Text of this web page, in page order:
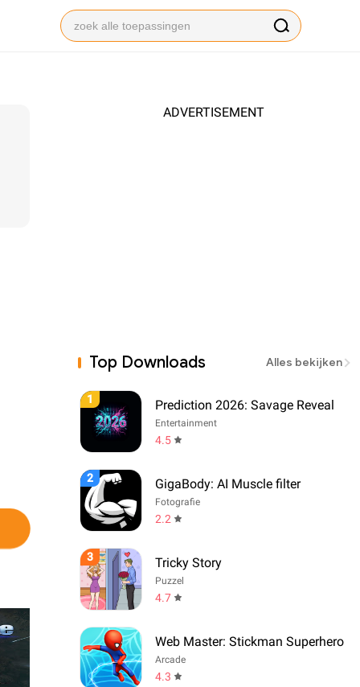
ADVERTISEMENT
Top Downloads Alles bekijken
1 Prediction 2026: Savage Reveal
Entertainment
4.5
2 GigaBody: AI Muscle filter
Fotografie
2.2
3 Tricky Story
Puzzel
4.7
Web Master: Stickman Superhero
Arcade
4.3